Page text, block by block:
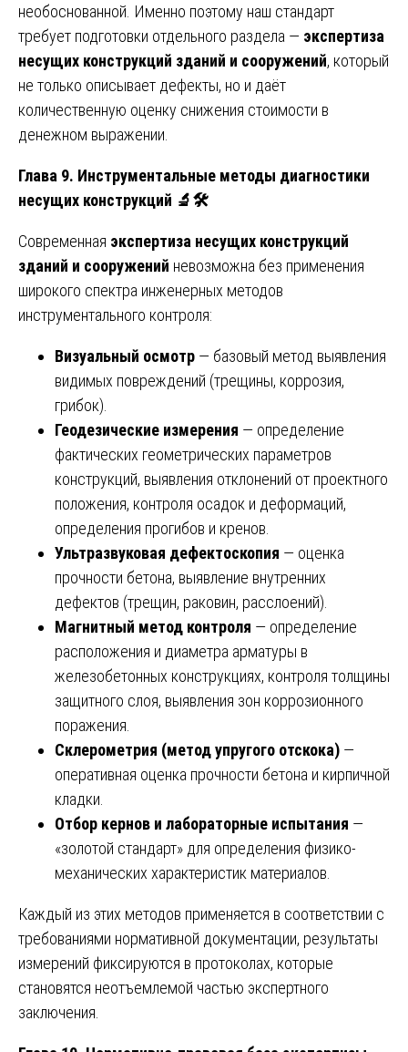
необоснованной. Именно поэтому наш стандарт
требует подготовки отдельного раздела — экспертиза
несущих конструкций зданий и сооружений, который
не только описывает дефекты, но и даёт
количественную оценку снижения стоимости в
денежном выражении.
Глава 9. Инструментальные методы диагностики
несущих конструкций 🔬🛠️
Современная экспертиза несущих конструкций
зданий и сооружений невозможна без применения
широкого спектра инженерных методов
инструментального контроля:
Визуальный осмотр — базовый метод выявления
видимых повреждений (трещины, коррозия,
грибок).
Геодезические измерения — определение
фактических геометрических параметров
конструкций, выявления отклонений от проектного
положения, контроля осадок и деформаций,
определения прогибов и кренов.
Ультразвуковая дефектоскопия — оценка
прочности бетона, выявление внутренних
дефектов (трещин, раковин, расслоений).
Магнитный метод контроля — определение
расположения и диаметра арматуры в
железобетонных конструкциях, контроля толщины
защитного слоя, выявления зон коррозионного
поражения.
Склерометрия (метод упругого отскока) —
оперативная оценка прочности бетона и кирпичной
кладки.
Отбор кернов и лабораторные испытания —
«золотой стандарт» для определения физико-
механических характеристик материалов.
Каждый из этих методов применяется в соответствии с
требованиями нормативной документации, результаты
измерений фиксируются в протоколах, которые
становятся неотъемлемой частью экспертного
заключения.